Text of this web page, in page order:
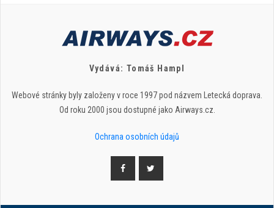
Vydává: Tomáš Hampl
Webové stránky byly založeny v roce 1997 pod názvem Letecká doprava.
Od roku 2000 jsou dostupné jako Airways.cz.
Ochrana osobních údajů